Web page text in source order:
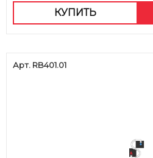
КУПИТЬ
Арт. RB401.01